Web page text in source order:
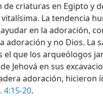
de criaturas en Egipto y
La tendencia
en la adoración,
adoración y no Dios. La
el que los arqueólogos
Jehová en sus
adoración, hicieron
4:15-20.